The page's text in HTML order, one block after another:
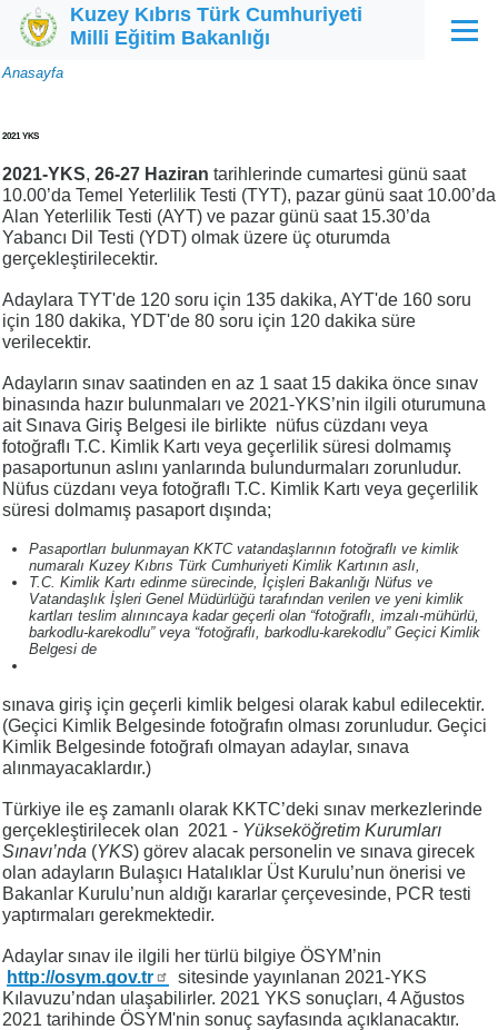
Ana içeriğe atla
Kuzey Kıbrıs Türk Cumhuriyeti
Milli Eğitim Bakanlığı
Menü
Sayfa
Anasayfa
2021 YKS
2021-YKS, 26-27 Haziran tarihlerinde cumartesi günü saat
10.00’da Temel Yeterlilik Testi (TYT), pazar günü saat 10.00’da
Alan Yeterlilik Testi (AYT) ve pazar günü saat 15.30’da
Yabancı Dil Testi (YDT) olmak üzere üç oturumda
gerçekleştirilecektir.
Adaylara TYT'de 120 soru için 135 dakika, AYT'de 160 soru
için 180 dakika, YDT'de 80 soru için 120 dakika süre
verilecektir.
Adayların sınav saatinden en az 1 saat 15 dakika önce sınav
binasında hazır bulunmaları ve 2021-YKS’nin ilgili oturumuna
ait Sınava Giriş Belgesi ile birlikte nüfus cüzdanı veya
fotoğraflı T.C. Kimlik Kartı veya geçerlilik süresi dolmamış
pasaportunun aslını yanlarında bulundurmaları zorunludur.
Nüfus cüzdanı veya fotoğraflı T.C. Kimlik Kartı veya geçerlilik
süresi dolmamış pasaport dışında;
Pasaportları bulunmayan KKTC vatandaşlarının fotoğraflı ve kimlik
numaralı Kuzey Kıbrıs Türk Cumhuriyeti Kimlik Kartının aslı,
T.C. Kimlik Kartı edinme sürecinde, İçişleri Bakanlığı Nüfus ve
Vatandaşlık İşleri Genel Müdürlüğü tarafından verilen ve yeni kimlik
kartları teslim alınıncaya kadar geçerli olan “fotoğraflı, imzalı-mühürlü,
barkodlu-karekodlu” veya “fotoğraflı, barkodlu-karekodlu” Geçici Kimlik
Belgesi de
sınava giriş için geçerli kimlik belgesi olarak kabul edilecektir.
(Geçici Kimlik Belgesinde fotoğrafın olması zorunludur. Geçici
Kimlik Belgesinde fotoğrafı olmayan adaylar, sınava
alınmayacaklardır.)
Türkiye ile eş zamanlı olarak KKTC’deki sınav merkezlerinde
gerçekleştirilecek olan 2021 - Yükseköğretim Kurumları
Sınavı’nda (YKS) görev alacak personelin ve sınava girecek
olan adayların Bulaşıcı Hatalıklar Üst Kurulu’nun önerisi ve
Bakanlar Kurulu’nun aldığı kararlar çerçevesinde, PCR testi
yaptırmaları gerekmektedir.
Adaylar sınav ile ilgili her türlü bilgiye ÖSYM’nin
http://osym.gov.tr
sitesinde yayınlanan 2021-YKS
Kılavuzu’ndan ulaşabilirler. 2021 YKS sonuçları, 4 Ağustos
2021 tarihinde ÖSYM'nin sonuç sayfasında açıklanacaktır.